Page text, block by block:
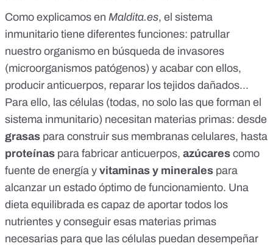
Como explicamos en Maldita.es, el sistema
inmunitario tiene diferentes funciones: patrullar
nuestro organismo en búsqueda de invasores
(microorganismos patógenos) y acabar con ellos,
producir anticuerpos, reparar los tejidos dañados...
Para ello, las células (todas, no solo las que forman el
sistema inmunitario) necesitan materias primas: desde
grasas para construir sus membranas celulares, hasta
proteínas para fabricar anticuerpos, azúcares como
fuente de energía y vitaminas y minerales para
alcanzar un estado óptimo de funcionamiento. Una
dieta equilibrada es capaz de aportar todos los
nutrientes y conseguir esas materias primas
necesarias para que las células puedan desempeñar